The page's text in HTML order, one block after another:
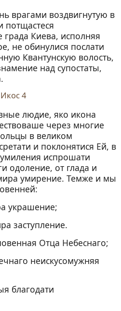
потщастеся
Киева, исполняя
не обинулися послати
Квантунскую волость,
над супостаты,
Икос 4
через многие
в великом
и поклонятися Ей, в
испрошати
одоление, от глада и
умирение. Темже и мы
украшение;
заступление.
Отца Небеснаго;